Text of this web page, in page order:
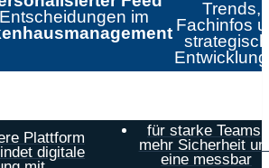
im
Trends,
Fachinfos
Plattform
digitale
für starke Teams,
mehr Sicherheit
eine messbar